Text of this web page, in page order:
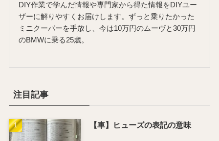
DIY作業で学んだ情報や専門家から得た情報をDIYユー
ザーに解りやすくお届けします。ずっと乗りたかった
ミニクーパーを手放し、今は10万円のムーヴと30万円
のBMWに乗る25歳。
注目記事
【車】ヒューズの表記の意味